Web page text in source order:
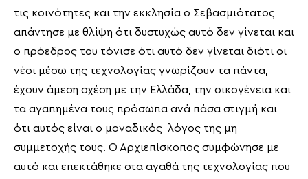
τις κοινότητες και την εκκλησία ο Σεβασμιότατος
απάντησε με θλίψη ότι δυστυχώς αυτό δεν γίνεται και
ο πρόεδρος του τόνισε ότι αυτό δεν γίνεται διότι οι
νέοι μέσω της τεχνολογίας γνωρίζουν τα πάντα,
έχουν άμεση σχέση με την Ελλάδα, την οικογένεια και
τα αγαπημένα τους πρόσωπα ανά πάσα στιγμή και
ότι αυτός είναι ο μοναδικός λόγος της μη
συμμετοχής τους. Ο Αρχιεπίσκοπος συμφώνησε με
αυτό και επεκτάθηκε στα αγαθά της τεχνολογίας που